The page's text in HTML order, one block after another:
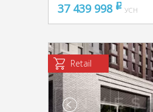
37 439 998 pуб
УСН
Retail